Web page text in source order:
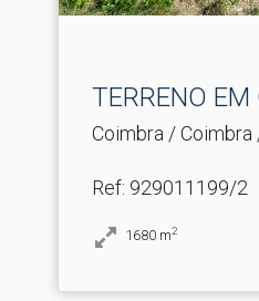
TERRENO EM
Coimbra / Coimbra
Ref: 929011199/2
1680 m2